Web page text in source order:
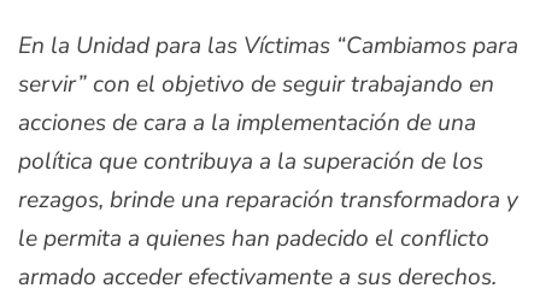
En la Unidad para las Víctimas “Cambiamos para
servir” con el objetivo de seguir trabajando en
acciones de cara a la implementación de una
política que contribuya a la superación de los
rezagos, brinde una reparación transformadora y
le permita a quienes han padecido el conflicto
armado acceder efectivamente a sus derechos.